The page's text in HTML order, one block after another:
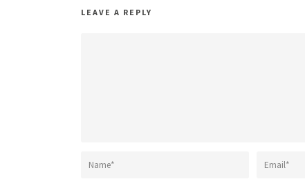
LEAVE A REPLY